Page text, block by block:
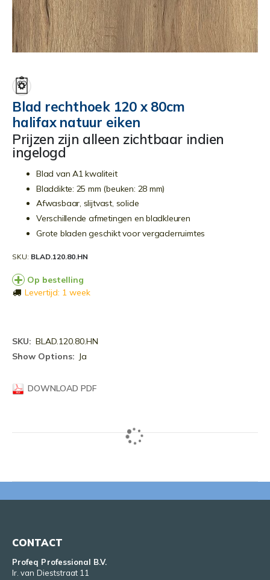
het
begin
van
de
afbeeldingen-
gallerij
Blad rechthoek 120 x 80cm
halifax natuur eiken
Prijzen zijn alleen zichtbaar indien
ingelogd
Blad van A1 kwaliteit
Bladdikte: 25 mm (beuken: 28 mm)
Afwasbaar, slijtvast, solide
Verschillende afmetingen en bladkleuren
Grote bladen geschikt voor vergaderruimtes
SKU BLAD.120.80.HN
Op bestelling
Levertijd: 1 week
Meer
informatie
BLAD.120.80.HN
Ja
DOWNLOAD PDF
CONTACT
Profeq Professional B.V.
Ir. van Dieststraat 11